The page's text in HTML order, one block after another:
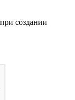
создании